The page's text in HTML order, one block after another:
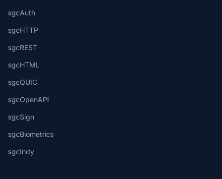
sgcAuth
sgcHTTP
sgcREST
sgcHTML
sgcQUIC
sgcOpenAPI
sgcSign
sgcBiometrics
sgcIndy